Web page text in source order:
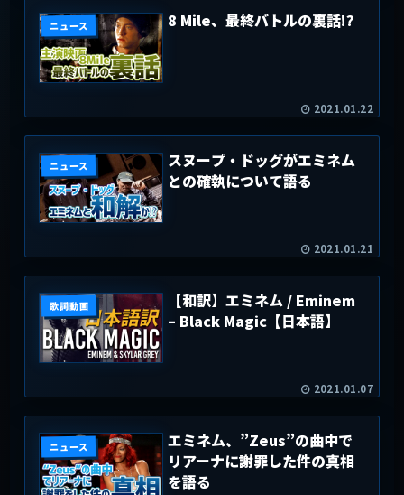
ニュース 8 Mile、最終バトルの裏話!?
2021.01.22
ニュース
スヌープ・ドッグがエミネム
との確執について語る
2021.01.21
歌詞動画
【和訳】エミネム / Eminem
– Black Magic【日本語】
2021.01.07
ニュース
エミネム、”Zeus”の曲中で
リアーナに謝罪した件の真相
を語る